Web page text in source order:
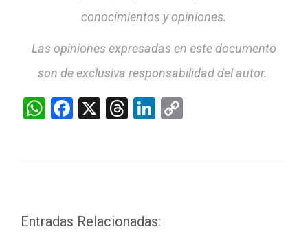
conocimientos y opiniones.
Las opiniones expresadas en este documento
son de exclusiva responsabilidad del autor.
WhatsApp
Facebook
X Threads
LinkedIn
Entradas Relacionadas: